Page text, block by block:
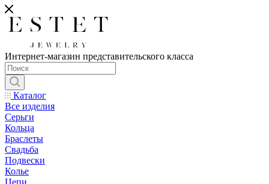
Интернет-магазин представительского класса
Каталог
Все изделия
Серьги
Кольца
Браслеты
Свадьба
Подвески
Колье
Цепи